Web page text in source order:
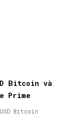
Bitcoin và
Prime
Bitcoin